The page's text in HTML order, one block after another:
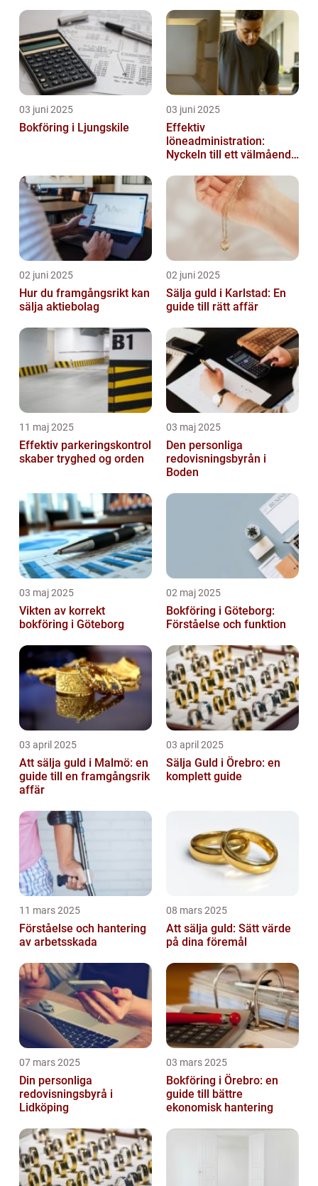
03 juni 2025
Bokföring i Ljungskile
03 juni 2025
Effektiv
löneadministration:
Nyckeln till ett välmående
02 juni 2025
Hur du framgångsrikt kan
sälja aktiebolag
02 juni 2025
Sälja guld i Karlstad: En
guide till rätt affär
11 maj 2025
Effektiv parkeringskontrol
skaber tryghed og orden
03 maj 2025
Den personliga
redovisningsbyrån i
Boden
03 maj 2025
Vikten av korrekt
bokföring i Göteborg
02 maj 2025
Bokföring i Göteborg:
Förståelse och funktion
03 april 2025
Att sälja guld i Malmö: en
guide till en framgångsrik
affär
03 april 2025
Sälja Guld i Örebro: en
komplett guide
11 mars 2025
Förståelse och hantering
av arbetsskada
08 mars 2025
Att sälja guld: Sätt värde
på dina föremål
07 mars 2025
Din personliga
redovisningsbyrå i
Lidköping
03 mars 2025
Bokföring i Örebro: en
guide till bättre
ekonomisk hantering